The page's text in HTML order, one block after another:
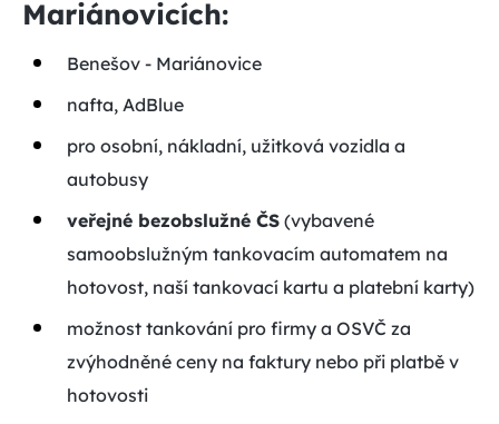
Mariánovicích:
Benešov - Mariánovice
nafta, AdBlue
pro osobní, nákladní, užitková vozidla a
autobusy
veřejné bezobslužné ČS (vybavené
samoobslužným tankovacím automatem na
hotovost, naší tankovací kartu a platební karty)
možnost tankování pro firmy a OSVČ za
zvýhodněné ceny na faktury nebo při platbě v
hotovosti